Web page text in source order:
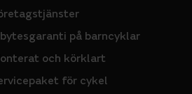
på barncyklar
och körklart
för cykel